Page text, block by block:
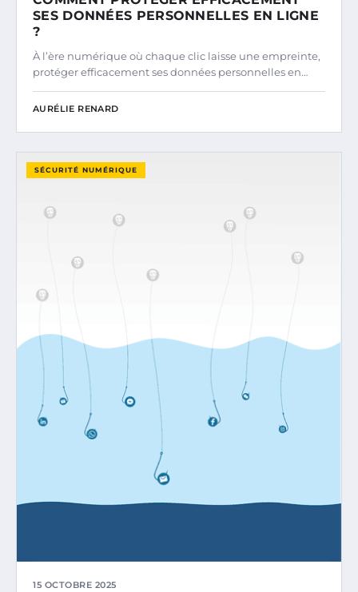
SES DONNÉES PERSONNELLES EN LIGNE
?
À l’ère numérique où chaque clic laisse une empreinte,
protéger efficacement ses données personnelles en…
AURÉLIE RENARD
SÉCURITÉ NUMÉRIQUE
15 OCTOBRE 2025